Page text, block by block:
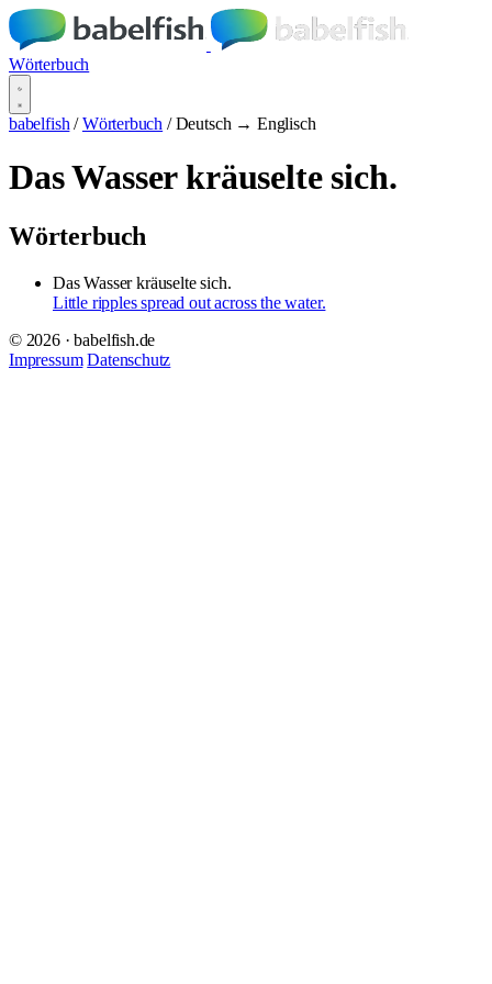
Wörterbuch
babelfish / Wörterbuch / Deutsch → Englisch
Das Wasser kräuselte sich.
Wörterbuch
Das Wasser kräuselte sich.
Little ripples spread out across the water.
© 2026 · babelfish.de
Impressum Datenschutz